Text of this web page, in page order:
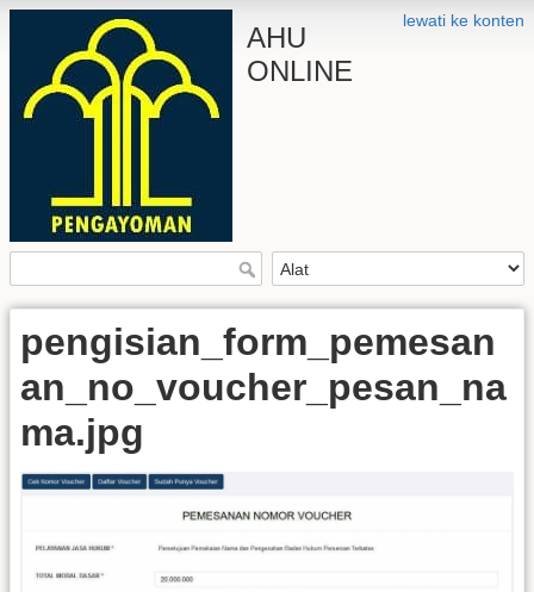
lewati ke konten
AHU
ONLINE
pengisian_form_pemesan
an_no_voucher_pesan_na
ma.jpg